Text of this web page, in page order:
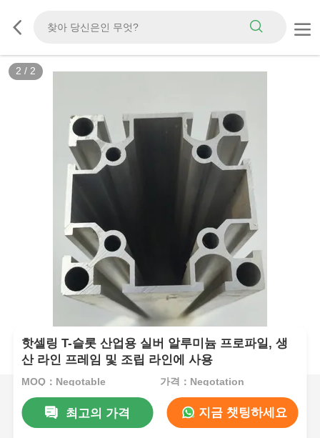
2 / 2
핫셀링 T-슬롯 산업용 실버 알루미늄 프로파일, 생
산 라인 프레임 및 조립 라인에 사용
MOQ：Negotable 가격：Negotation
최고의 가격 지금 챗팅하세요